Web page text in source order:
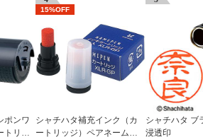
ポンワ
トリッ
15%OFF
シャチハタ補充インク（カ
ートリッジ）ペアネーム・
シャチハタ ブ
浸透印